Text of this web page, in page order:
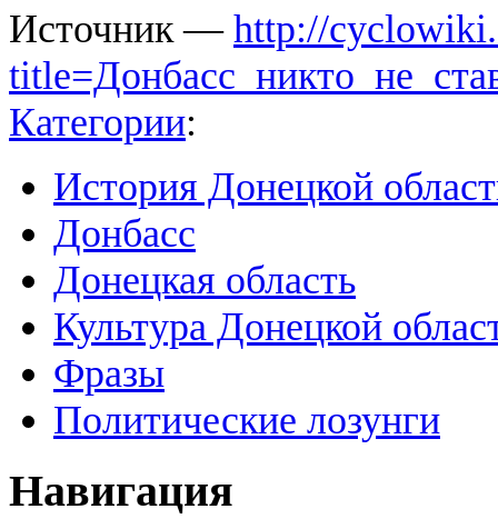
Источник — http://
Категории:
История Донецкой
Донбасс
Донецкая область
Культура Донецкой
Фразы
Политические лозунги
Навигация